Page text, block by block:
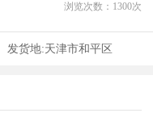
浏览次数： 1300次
发货地:天津市和平区